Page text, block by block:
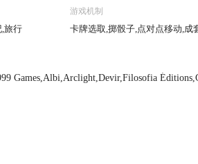
的策略路线），途径每个城市都会有特
高。
旅行
游戏机制
卡牌选取,掷骰子,点对点移动,成
Games,Albi,Arclight,Devir,Filosofia